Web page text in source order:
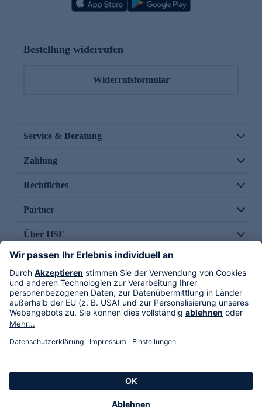
Bestellung widerrufen
Widerrufsformular
Service & Beratung
Zahlung
Rechtliches
Partner
Über HSE
Im TV
HSE International